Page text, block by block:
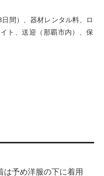
間）、器材レンタル料、ロ
ト、送迎（那覇市内）、保
予め洋服の下に着用